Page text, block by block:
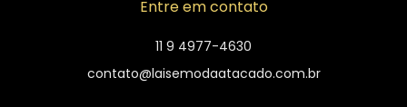
Entre em contato
11 9 4977-4630
contato@laisemodaatacado.com.br